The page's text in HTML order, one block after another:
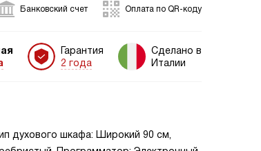
Банковский счет Оплата по QR-коду
Гарантия
2 года
Сделано в
Италии
духового шкафа: Широкий 90 см,